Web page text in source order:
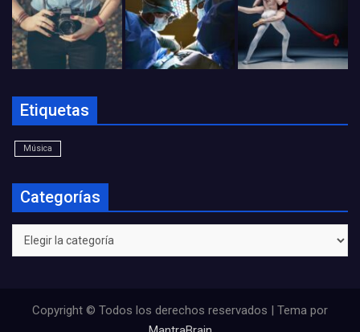
Etiquetas
Música
Categorías
Categorías
Copyright © Todos los derechos reservados | Tema por